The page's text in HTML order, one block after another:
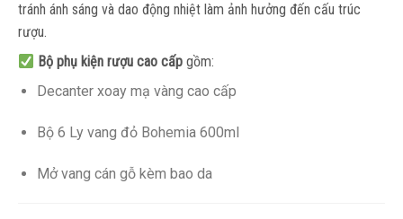
tránh ánh sáng và dao động nhiệt làm ảnh hưởng đến cấu trúc
rượu.
Bộ phụ kiện rượu cao cấp gồm:
Decanter xoay mạ vàng cao cấp
Bộ 6 Ly vang đỏ Bohemia 600ml
Mở vang cán gỗ kèm bao da